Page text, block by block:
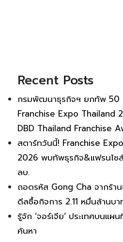
Recent Posts
กรมพัฒนาธุรกิจฯ ยกทัพ 50
Franchise Expo Thailand
DBD Thailand Franchise
สตาร์ทวันนี้! Franchise
2026 พบทัพธุรกิจ&แฟรนไช
ลบ.
ถอดรหัส Gong Cha จากร้า
ดีลซื้อกิจการ 2.11 หมื่นล้านบา
รู้จัก ‘จอร์เจีย’ ประเทศบนแ
ค้นหา